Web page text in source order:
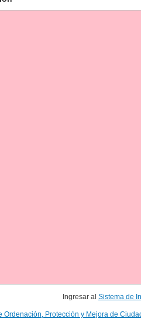
Ingresar al Sistema de
Ordenación, Protección y Mejora de